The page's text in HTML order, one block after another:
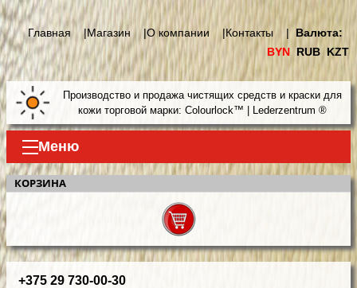
Главная |Магазин |О компании |Контакты |
Валюта:
BYN RUB KZT
Производство и продажа чистящих средств и краски для
кожи торговой марки: Colourlock™ | Lederzentrum ®
Меню
КОРЗИНА
+375 29 730-00-30